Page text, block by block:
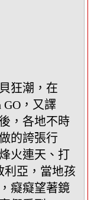
狂潮，在
GO，又譯
，各地不時
的誇張行
火連天、打
利亞，當地孩
癡癡望著鏡